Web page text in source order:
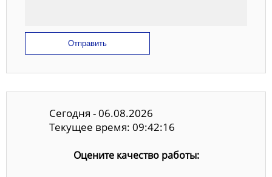
Отправить
Сегодня - 06.08.2026
Текущее время: 09:42:16
Оцените качество работы: